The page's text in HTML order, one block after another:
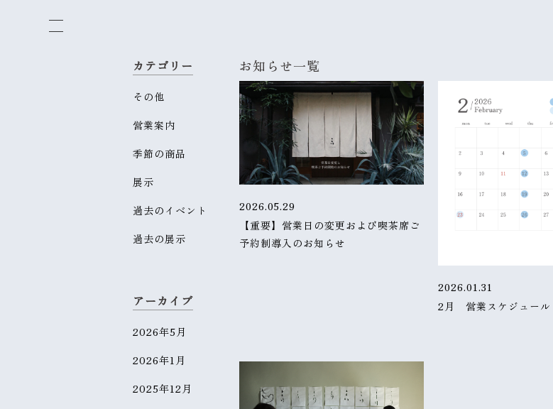
カテゴリー
その他
営業案内
季節の商品
展示
過去のイベント
過去の展示
アーカイブ
2026年5月
2026年1月
2025年12月
お知らせ一覧
2026.05.29
【重要】営業日の変更および喫茶席ご
予約制導入のお知らせ
2026.01.31
2月 営業スケジュール